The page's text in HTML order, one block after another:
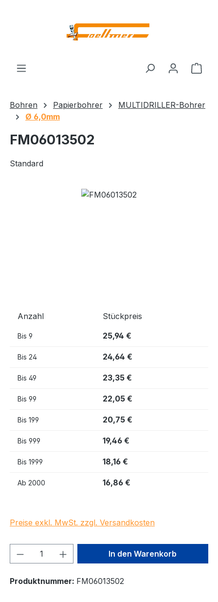
Bohren Papierbohrer
MULTIDRILLER-Bohrer
Ø 6,0mm
FM06013502
Standard
Bildergalerie überspringen
Anzahl Stückpreis
Bis 9 25,94 €
Bis 24 24,64 €
Bis 49 23,35 €
Bis 99 22,05 €
Bis 199 20,75 €
Bis 999 19,46 €
Bis 1999 18,16 €
Ab 2000 16,86 €
Preise exkl. MwSt. zzgl. Versandkosten
Produkt Anzahl: Gib denIn den Warenkorb
Produktnummer: FM06013502